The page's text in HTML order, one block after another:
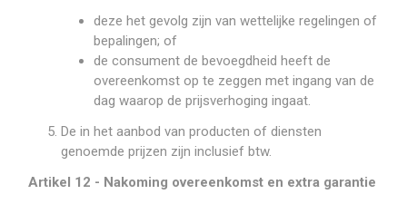
deze het gevolg zijn van wettelijke regelingen of
bepalingen; of
de consument de bevoegdheid heeft de
overeenkomst op te zeggen met ingang van de
dag waarop de prijsverhoging ingaat.
De in het aanbod van producten of diensten
genoemde prijzen zijn inclusief btw.
Artikel 12 - Nakoming overeenkomst en extra garantie